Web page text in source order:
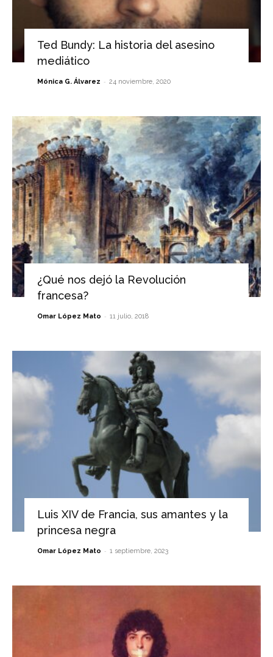
Ted Bundy: La historia del asesino
mediático
Mónica G. Álvarez - 24 noviembre, 2020
¿Qué nos dejó la Revolución
francesa?
Omar López Mato - 11 julio, 2018
Luis XIV de Francia, sus amantes y la
princesa negra
Omar López Mato - 1 septiembre, 2023